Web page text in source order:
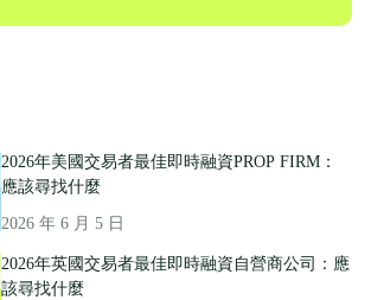
2026年美國交易者最佳即時融資PROP FIRM：
應該尋找什麼
2026 年 6 月 5 日
2026年英國交易者最佳即時融資自營商公司：應
該尋找什麼